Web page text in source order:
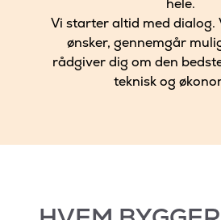
Vi starter altid med dialog.
ønsker, gennemgår
rådgiver dig om den
teknisk og